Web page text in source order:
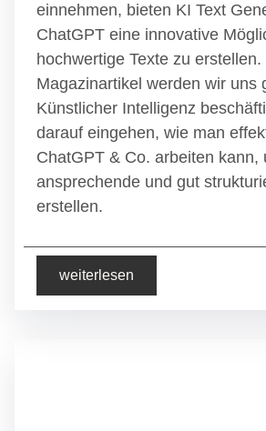
einnehmen, bieten KI Text
ChatGPT eine innovative
hochwertige Texte zu
Magazinartikel werden wir uns
Künstlicher Intelligenz
darauf eingehen, wie man
ChatGPT & Co. arbeiten kann,
ansprechende und gut
erstellen.
weiterlesen